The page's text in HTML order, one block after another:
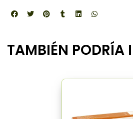
TAMBIÉN PODRÍA